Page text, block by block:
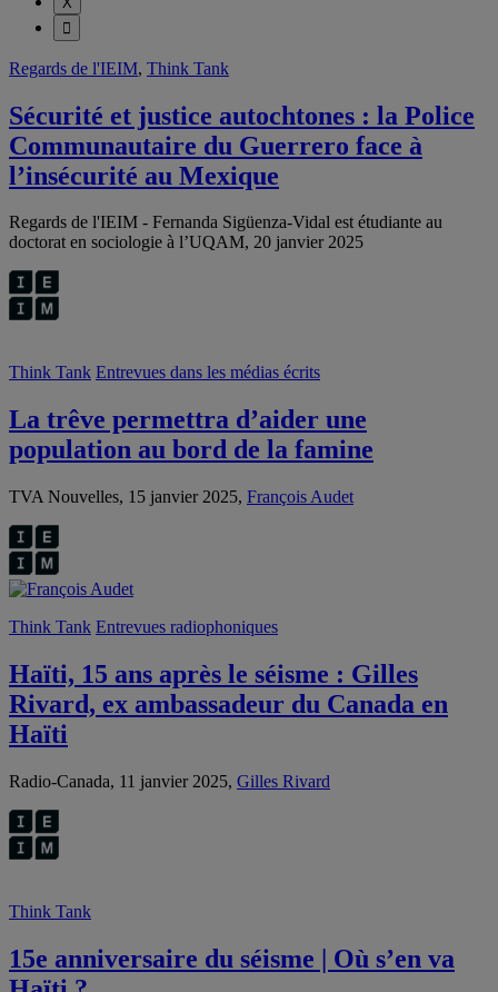
Regards de l'IEIM, Think Tank
Sécurité et justice autochtones : la Police
Communautaire du Guerrero face à
l’insécurité au Mexique
Regards de l'IEIM - Fernanda Sigüenza-Vidal est étudiante au
doctorat en sociologie à l’UQAM, 20 janvier 2025
Think Tank Entrevues dans les médias écrits
La trêve permettra d’aider une
population au bord de la famine
TVA Nouvelles, 15 janvier 2025, François Audet
Think Tank Entrevues radiophoniques
Haïti, 15 ans après le séisme : Gilles
Rivard, ex ambassadeur du Canada en
Haïti
Radio-Canada, 11 janvier 2025, Gilles Rivard
Think Tank
15e anniversaire du séisme | Où s’en va